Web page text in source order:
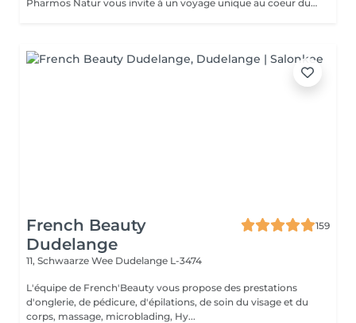
Pharmos Natur vous invite à un voyage unique au coeur du bien-être holistique, où chaque soin devient une véritable cérémonie de régénération. Avec l'utilisation de plantes sacrées telles que l'Aloe Vera fraîche et le Sésame noir, cultivées, récoltées et transformées en respectant les principes cosmiques, dans les lieux les plus énergétiques du monde. Chaque soin devient une source de lumière, de régénération et de relaxation profonde. Cette approche holistique signifie que chaque soin est une expérience qui connecte le corps, l'esprit et l'âme. En appliquant la plante avec une intention claire et consciente, son énergie naturelle se diffuse dans la peau, apportant bien-être et équilibre émotionnel, psychologique et spirituel. Pour masser, nous utilisons la feuille d'Aloe Vera, fraîchement coupée devant vous, est appliqué directement sur la peau, ce qui crée une sensation immédiate de vitalité et de connexion profonde à la nature, mais aussi de régulation, de régénération et d'hydratation profonde de la peau. Nos soins commencent toujours par une analyse approfondie de votre peau, permettant à nos experts de personnaliser chaque étape en fonction de vos besoins spécifiques : peau normale, peau mixte, troubles pigmentaires, hyperpigmentation, peau mature, peau grasse à imperfections, ou couperose. Profitez d'un soin de 60 minutes qui redonne éclat, fermeté et vitalité à votre peau, cou et décolleté. Les produits naturels, soigneusement sélectionnés selon votre type de peau
French Beauty
Dudelange
159
11, Schwaarze Wee Dudelange L-3474
L'équipe de French'Beauty vous propose des prestations
d'onglerie, de pédicure, d'épilations, de soin du visage et du
corps, massage, microblading, Hy...